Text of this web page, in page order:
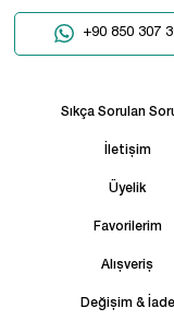
+90 850 307
Sıkça Sorulan
İletişim
Üyelik
Favorilerim
Alışveriş
Değişim & İade